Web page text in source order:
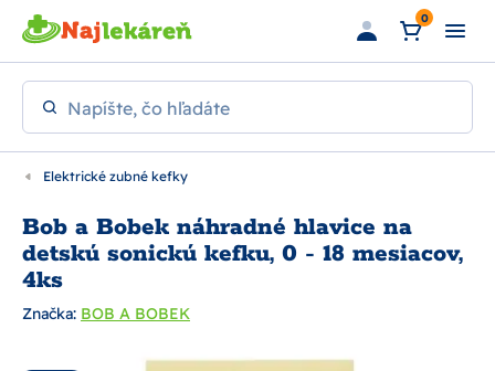
Preskočiť na hlavný obsah 0
Napíšte, čo hľadáte
Elektrické zubné kefky
Bob a Bobek náhradné hlavice na
detskú sonickú kefku, 0 - 18 mesiacov,
4ks
Značka: BOB A BOBEK